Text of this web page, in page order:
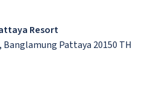
Resort
Banglamung Pattaya 20150 TH